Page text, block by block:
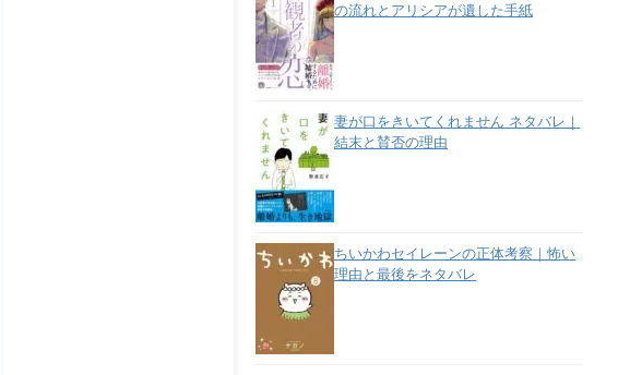
の流れとアリシアが遺した手紙
妻が口をきいてくれません ネタバレ｜
結末と賛否の理由
ちいかわセイレーンの正体考察｜怖い
理由と最後をネタバレ